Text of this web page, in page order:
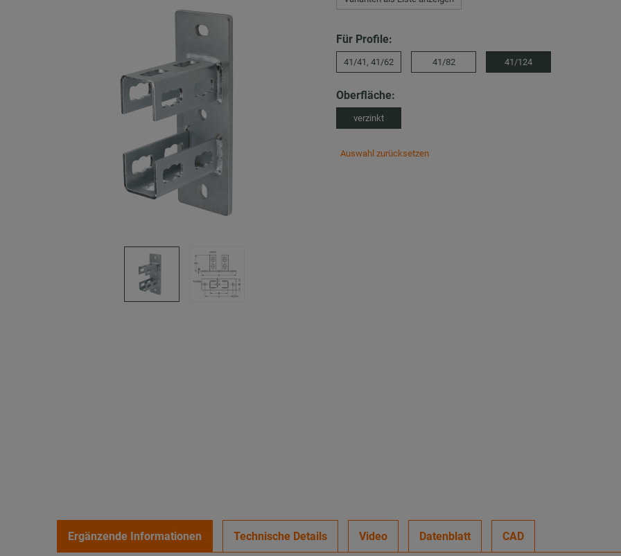
Für Profile:
41/41, 41/62 41/82 41/124
Oberfläche:
verzinkt
Auswahl zurücksetzen
Ergänzende Informationen Technische Details Video Datenblatt CAD